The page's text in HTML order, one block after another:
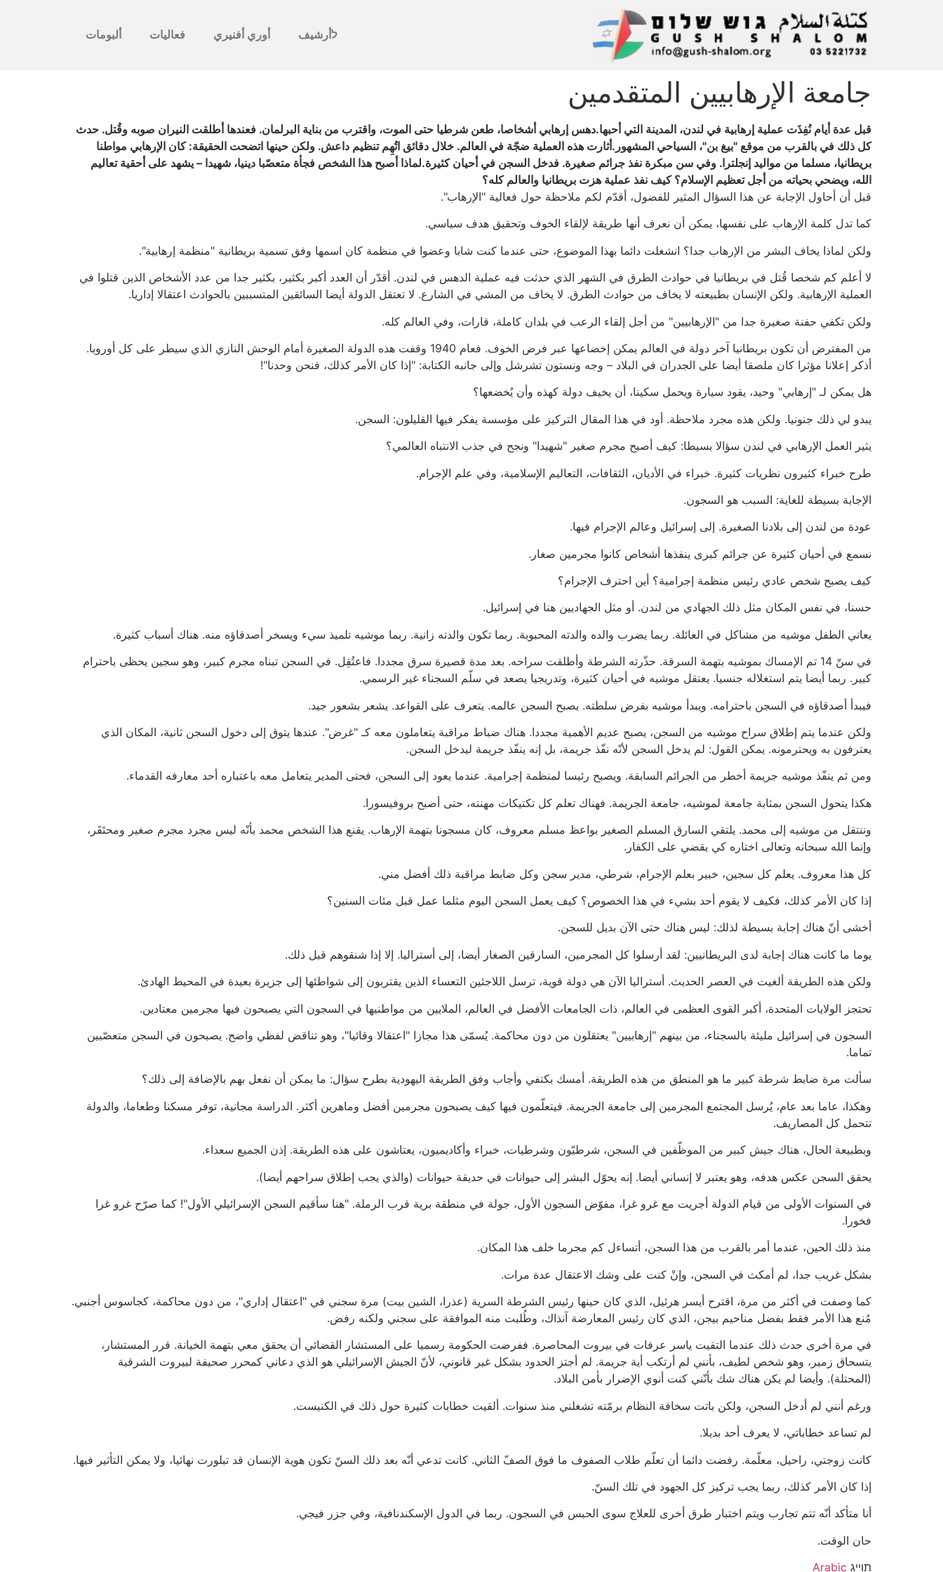
לأرشيف أوري أفنيري فعاليات ألبومات
جامعة الإرهابيين المتقدمين
قبل عدة أيام نُفِذَت عملية إرهابية في لندن، المدينة التي أحبها.دهس إرهابي أشخاصا، طعن شرطيا حتى الموت، واقترب من بناية البرلمان. فعندها أطلقت النيران صوبه وقُتل. حدث
كل ذلك في بالقرب من موقع "بيغ بن"، السياحي المشهور.أثارت هذه العملية ضجّة في العالم. خلال دقائق اتُهِم تنظيم داعش. ولكن حينها اتضحت الحقيقة: كان الإرهابي مواطنا
بريطانيا، مسلما من مواليد إنجلترا. وفي سن مبكرة نفذ جرائم صغيرة. فدخل السجن في أحيان كثيرة.لماذا أصبح هذا الشخص فجأة متعصّبا دينيا، شهيدا – يشهد على أحقية تعاليم
الله، ويضحي بحياته من أجل تعظيم الإسلام؟ كيف نفذ عملية هزت بريطانيا والعالم كله؟
قبل أن أحاول الإجابة عن هذا السؤال المثير للفضول، أقدّم لكم ملاحظة حول فعالية "الإرهاب".
كما تدل كلمة الإرهاب على نفسها، يمكن أن نعرف أنها طريقة لإلقاء الخوف وتحقيق هدف سياسي.
ولكن لماذا يخاف البشر من الإرهاب جدا؟ انشغلت دائما بهذا الموضوع، حتى عندما كنت شابا وعضوا في منظمة كان اسمها وفق تسمية بريطانية "منظمة إرهابية".
لا أعلم كم شخصا قُتل في بريطانيا في حوادث الطرق في الشهر الذي حدثت فيه عملية الدهس في لندن. أقدّر أن العدد أكبر بكثير، بكثير جدا من عدد الأشخاص الذين قتلوا في
العملية الإرهابية. ولكن الإنسان بطبيعته لا يخاف من حوادث الطرق. لا يخاف من المشي في الشارع. لا تعتقل الدولة أيضا السائقين المتسببين بالحوادث اعتقالا إداريا.
ولكن تكفي حفنة صغيرة جدا من "الإرهابيين" من أجل إلقاء الرعب في بلدان كاملة، قارات، وفي العالم كله.
من المفترض أن تكون بريطانيا آخر دولة في العالم يمكن إخضاعها عبر فرض الخوف. فعام 1940 وقفت هذه الدولة الصغيرة أمام الوحش النازي الذي سيطر على كل أوروبا.
أذكر إعلانا مؤثرا كان ملصقا أيضا على الجدران في البلاد – وجه ونستون تشرشل وإلى جانبه الكتابة: "إذا كان الأمر كذلك، فنحن وحدنا"!
هل يمكن لـ "إرهابي" وحيد، يقود سيارة ويحمل سكينا، أن يخيف دولة كهذه وأن يُخضعها؟
يبدو لي ذلك جنونيا. ولكن هذه مجرد ملاحظة. أود في هذا المقال التركيز على مؤسسة يفكر فيها القليلون: السجن.
يثير العمل الإرهابي في لندن سؤالا بسيطا: كيف أصبح مجرم صغير "شهيدا" ونجح في جذب الانتباه العالمي؟
طرح خبراء كثيرون نظريات كثيرة. خبراء في الأديان، الثقافات، التعاليم الإسلامية، وفي علم الإجرام.
الإجابة بسيطة للغاية: السبب هو السجون.
عودة من لندن إلى بلادنا الصغيرة. إلى إسرائيل وعالم الإجرام فيها.
نسمع في أحيان كثيرة عن جرائم كبرى ينفذها أشخاص كانوا مجرمين صغار.
كيف يصبح شخص عادي رئيس منظمة إجرامية؟ أين احترف الإجرام؟
حسنا، في نفس المكان مثل ذلك الجهادي من لندن. أو مثل الجهاديين هنا في إسرائيل.
يعاني الطفل موشيه من مشاكل في العائلة. ربما يضرب والده والدته المحبوبة. ربما تكون والدته زانية. ربما موشيه تلميذ سيء ويسخر أصدقاؤه منه. هناك أسباب كثيرة.
في سنّ 14 تم الإمساك بموشيه بتهمة السرقة. حذّرته الشرطة وأطلقت سراحه. بعد مدة قصيرة سرق مجددا. فاعتُقِل. في السجن تبناه مجرم كبير، وهو سجين يحظى باحترام
كبير. ربما أيضا يتم استغلاله جنسيا. يعتقل موشيه في أحيان كثيرة، وتدريجيا يصعد في سلّم السجناء غير الرسمي.
فيبدأ أصدقاؤه في السجن باحترامه. ويبدأ موشيه بفرض سلطته. يصبح السجن عالمه. يتعرف على القواعد. يشعر بشعور جيد.
ولكن عندما يتم إطلاق سراح موشيه من السجن، يصبح عديم الأهمية مجددا. هناك ضباط مراقبة يتعاملون معه كـ "غرض". عندها يتوق إلى دخول السجن ثانية، المكان الذي
يعترفون به ويحترمونه. يمكن القول: لم يدخل السجن لأنّه نفّذ جريمة، بل إنه ينفّذ جريمة ليدخل السجن.
ومن ثم ينفّذ موشيه جريمة أخطر من الجرائم السابقة. ويصبح رئيسا لمنظمة إجرامية. عندما يعود إلى السجن، فحتى المدير يتعامل معه باعتباره أحد معارفه القدماء.
هكذا يتحول السجن بمثابة جامعة لموشيه، جامعة الجريمة. فهناك تعلم كل تكتيكات مهنته، حتى أصبح بروفيسورا.
وننتقل من موشيه إلى محمد. يلتقي السارق المسلم الصغير بواعظ مسلم معروف، كان مسجونا بتهمة الإرهاب. يقنع هذا الشخص محمد بأنّه ليس مجرد مجرم صغير ومحتَقَر،
وإنما الله سبحانه وتعالى اختاره كي يقضي على الكفار.
كل هذا معروف. يعلم كل سجين، خبير بعلم الإجرام، شرطي، مدير سجن وكل ضابط مراقبة ذلك أفضل مني.
إذا كان الأمر كذلك، فكيف لا يقوم أحد بشيء في هذا الخصوص؟ كيف يعمل السجن اليوم مثلما عمل قبل مئات السنين؟
أخشى أنّ هناك إجابة بسيطة لذلك: ليس هناك حتى الآن بديل للسجن.
يوما ما كانت هناك إجابة لدى البريطانيين: لقد أرسلوا كل المجرمين، السارقين الصغار أيضا، إلى أستراليا. إلا إذا شنقوهم قبل ذلك.
ولكن هذه الطريقة ألغيت في العصر الحديث. أستراليا الآن هي دولة قوية، ترسل اللاجئين التعساء الذين يقتربون إلى شواطئها إلى جزيرة بعيدة في المحيط الهادئ.
تحتجز الولايات المتحدة، أكبر القوى العظمى في العالم، ذات الجامعات الأفضل في العالم، الملايين من مواطنيها في السجون التي يصبحون فيها مجرمين معتادين.
السجون في إسرائيل مليئة بالسجناء، من بينهم "إرهابيين" يعتقلون من دون محاكمة. يُسمّى هذا مجازا "اعتقالا وقائيا"، وهو تناقض لفظي واضح. يصبحون في السجن متعصّبين
تماما.
سألت مرة ضابط شرطة كبير ما هو المنطق من هذه الطريقة. أمسك بكتفي وأجاب وفق الطريقة اليهودية بطرح سؤال: ما يمكن أن نفعل بهم بالإضافة إلى ذلك؟
وهكذا، عاما بعد عام، يُرسل المجتمع المجرمين إلى جامعة الجريمة. فيتعلّمون فيها كيف يصبحون مجرمين أفضل وماهرين أكثر. الدراسة مجانية، توفر مسكنا وطعاما، والدولة
تتحمل كل المصاريف.
وبطبيعة الحال، هناك جيش كبير من الموظّفين في السجن، شرطيّون وشرطيات، خبراء وأكاديميون، يعتاشون على هذه الطريقة. إذن الجميع سعداء.
يحقق السجن عكس هدفه، وهو يعتبر لا إنساني أيضا. إنه يحوّل البشر إلى حيوانات في حديقة حيوانات (والذي يجب إطلاق سراحهم أيضا).
في السنوات الأولى من قيام الدولة أجريت مع غرو غرا، مفوّض السجون الأول، جولة في منطقة برية قرب الرملة. "هنا سأقيم السجن الإسرائيلي الأول"! كما صرّح غرو غرا
فخورا.
منذ ذلك الحين، عندما أمر بالقرب من هذا السجن، أتساءل كم مجرما خلف هذا المكان.
بشكل غريب جدا، لم أمكث في السجن، وإنْ كنت على وشك الاعتقال عدة مرات.
كما وصفت في أكثر من مرة، اقترح أيسر هرئيل، الذي كان حينها رئيس الشرطة السرية (عذرا، الشين بيت) مرة سجني في "اعتقال إداري"، من دون محاكمة، كجاسوس أجنبي.
مُنع هذا الأمر فقط بفضل مناحيم بيجن، الذي كان رئيس المعارضة آنذاك، وطُلبت منه الموافقة على سجني ولكنه رفض.
في مرة أخرى حدث ذلك عندما التقيت ياسر عرفات في بيروت المحاصرة. ففرضت الحكومة رسميا على المستشار القضائي أن يحقق معي بتهمة الخيانة. قرر المستشار،
يتسحاق زمير، وهو شخص لطيف، بأنني لم أرتكب أية جريمة. لم أجتز الحدود بشكل غير قانوني، لأنّ الجيش الإسرائيلي هو الذي دعاني كمحرر صحيفة لبيروت الشرقية
(المحتلة). وأيضا لم يكن هناك شك بأنّني كنت أنوي الإضرار بأمن البلاد.
ورغم أنني لم أدخل السجن، ولكن باتت سخافة النظام برمّته تشغلني منذ سنوات. ألقيت خطابات كثيرة حول ذلك في الكنيست.
لم تساعد خطاباتي، لا يعرف أحد بديلا.
كانت زوجتي، راحيل، معلّمة. رفضت دائما أن تعلّم طلاب الصفوف ما فوق الصفّ الثاني. كانت تدعي أنّه بعد ذلك السنّ تكون هوية الإنسان قد تبلورت نهائيا، ولا يمكن التأثير فيها.
إذا كان الأمر كذلك، ربما يجب تركيز كل الجهود في تلك السنّ.
أنا متأكد أنّه تتم تجارب ويتم اختبار طرق أخرى للعلاج سوى الحبس في السجون. ربما في الدول الإسكندنافية، وفي جزر فيجي.
حان الوقت.
תוייג Arabic